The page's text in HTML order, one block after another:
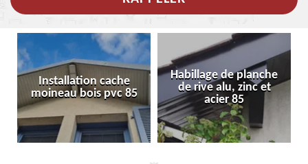
Installation cache
moineau bois pvc 85
Habillage de planche
de rive alu, zinc et
acier 85